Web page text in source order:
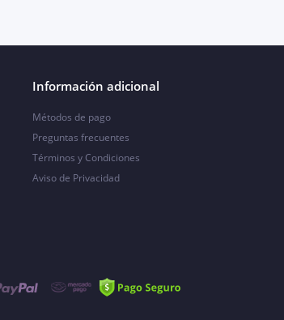
Información adicional
Métodos de pago
Preguntas frecuentes
Términos y Condiciones
Aviso de Privacidad